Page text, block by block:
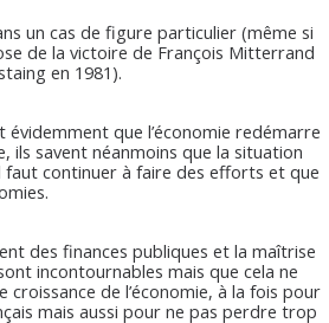
un cas de figure particulier (même si
de la victoire de François Mitterrand
en 1981).
évidemment que l’économie redémarre
ils savent néanmoins que la situation
faut continuer à faire des efforts et que
des finances publiques et la maîtrise
incontournables mais que cela ne
croissance de l’économie, à la fois pour
mais aussi pour ne pas perdre trop